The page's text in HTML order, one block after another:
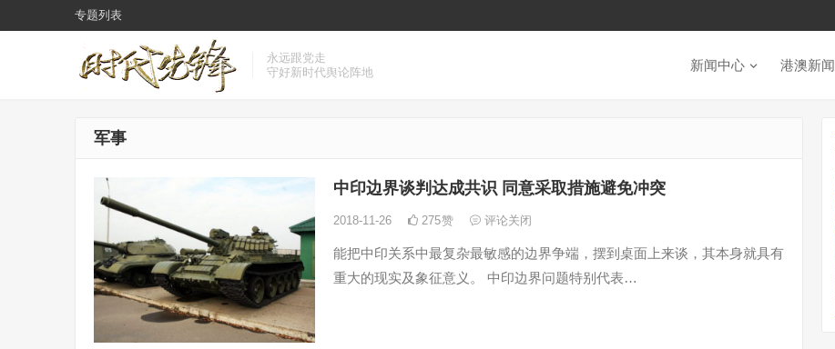
专题列表
永远跟党走
守好新时代舆论阵地
新闻中心 港澳新闻
军事
中印边界谈判达成共识 同意采取措施避免冲突
2018-11-26 275赞 评论关闭
能把中印关系中最复杂最敏感的边界争端，摆到桌面上来谈，其本身就具有
重大的现实及象征意义。 中印边界问题特别代表…